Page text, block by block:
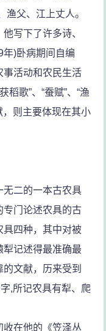
渔父、江上丈人。
写下了许多诗、
年)卧病期间自编
事活动和农民生活
稻歌”、“蚕赋”、“渔
，则主要体现在其小
二的一本古农具
专门论述农具的古
具四种，其中对被
犁记述得最准确最
文献，历来受到
,所记农具有犁、爬
在他的《笠泽丛